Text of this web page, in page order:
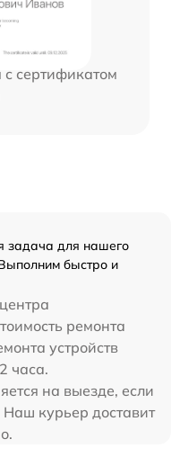
сертификатом
задача для нашего
быстро и
ремонта
устройств
часа.
на выезде, если
Наш курьер доставит